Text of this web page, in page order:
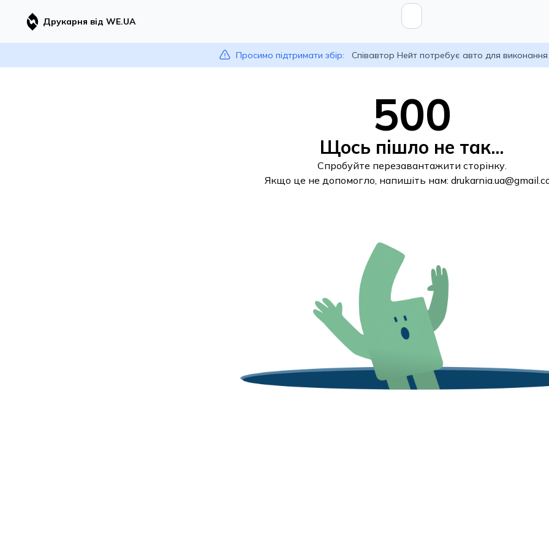
Друкарня від WE.UA
Просимо підтримати збір: Співавтор Нейт потребує авто для
500
Щось пішло не так...
Спробуйте перезавантажити сторінку.
Якщо це не допомогло, напишіть нам: